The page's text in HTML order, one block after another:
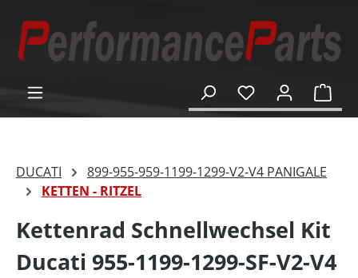
springen
DUCATI
899-955-959-1199-1299-V2-V4 PANIGALE
KETTEN - RITZEL
Kettenrad Schnellwechsel Kit
Ducati 955-1199-1299-SF-V2-V4